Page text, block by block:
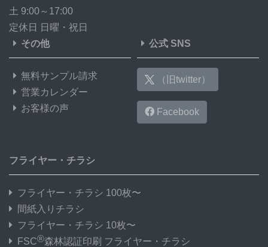
土 9:00～17:00
定休日 日曜・祝日
その他
無料サンプル請求
営業カレンダー
お客様の声
公式 SNS
（旧twitter）
Facebook
フライヤー・チラシ
フライヤー・チラシ 100枚〜
間紙入りチラシ
フライヤー・チラシ 10枚〜
FSC®森林認証印刷 フライヤー・チラシ